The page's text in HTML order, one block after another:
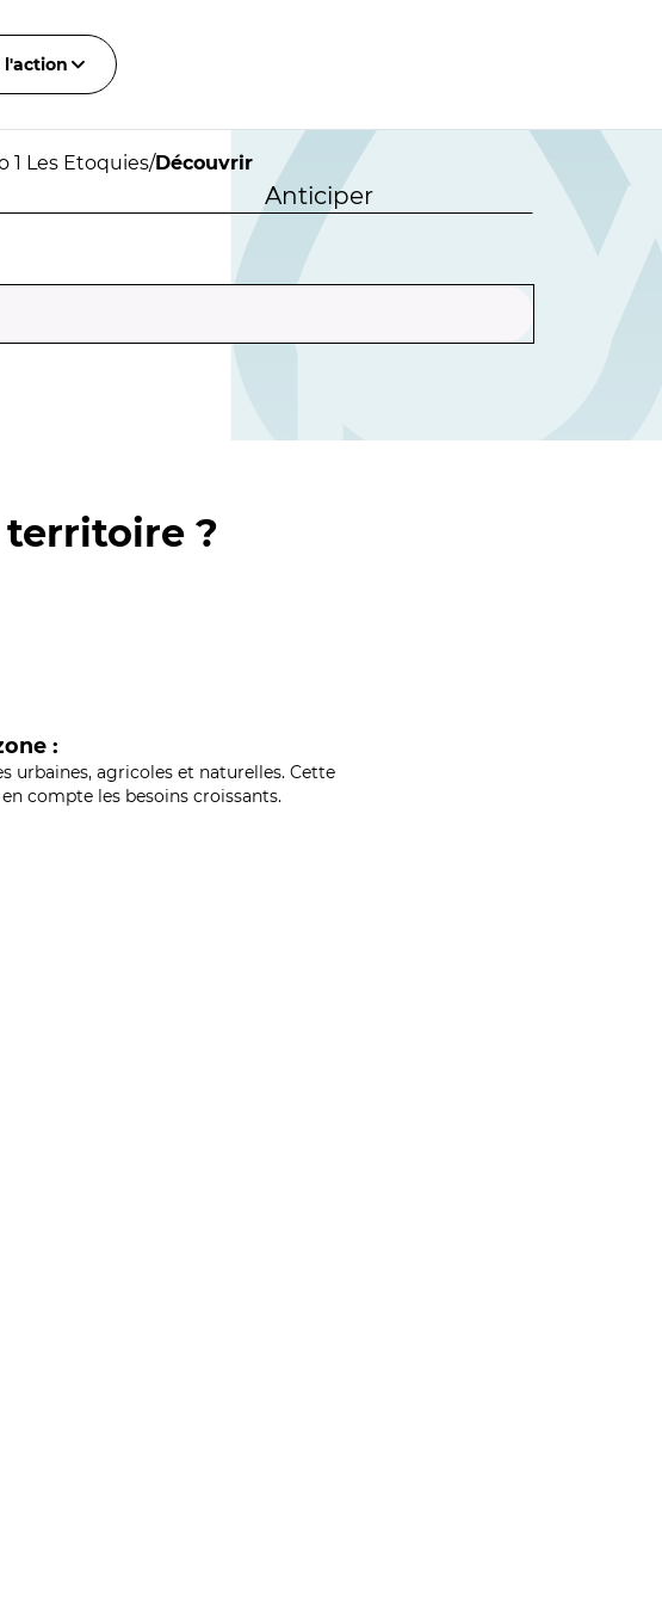
l'action
1 Les Etoquies/Découvrir
Anticiper
?
:
urbaines, agricoles et naturelles. Cette
compte les besoins croissants.